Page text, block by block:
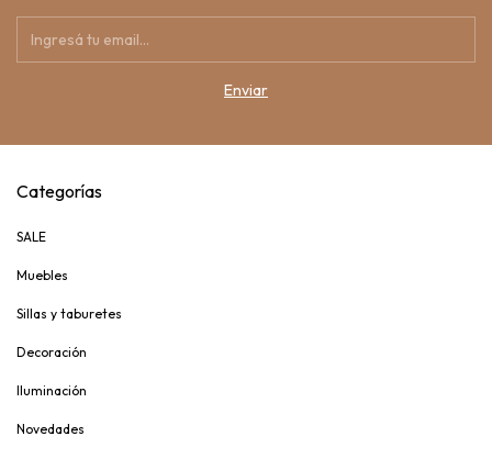
Categorías
SALE
Muebles
Sillas y taburetes
Decoración
Iluminación
Novedades